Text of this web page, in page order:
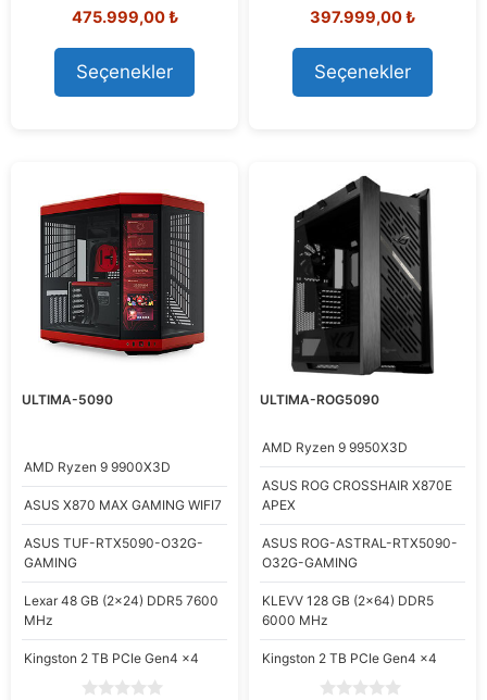
0
o
u
t
o
f
Orijinal
582.037,18 ₺.
475.999,00₺Şu
Seçenekler
0
o
u
t
o
f
Orijinal
488.833,84 ₺.
397.999,00₺Şu
Seçenekler
ULTIMA-5090
AMD Ryzen 9 9900X3D
ASUS X870 MAX GAMING WIFI7
ASUS TUF-RTX5090-O32G-
GAMING
Lexar 48 GB (2x24) DDR5 7600
MHz
Kingston 2 TB PCIe Gen4 x4
ULTIMA-ROG5090
AMD Ryzen 9 9950X3D
ASUS ROG CROSSHAIR X870E
APEX
ASUS ROG-ASTRAL-RTX5090-
O32G-GAMING
KLEVV 128 GB (2x64) DDR5
6000 MHz
Kingston 2 TB PCIe Gen4 x4